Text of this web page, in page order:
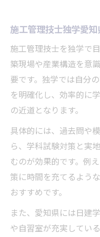
施工管理技士独学愛
施工管理技士を独学で
築現場や産業構造を意
要です。独学では自分
を明確化し、効率的に
の近道となります。
具体的には、過去問や
ら、学科試験対策と実
むのが効果的です。例
策に時間を充てるよう
おすすめです。
また、愛知県には日建
や自習室が充実してい